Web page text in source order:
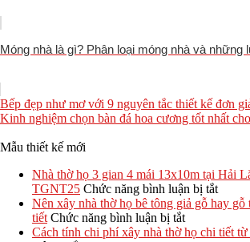
Móng nhà là gì? Phân loại móng nhà và những
Bếp đẹp như mơ với 9 nguyên tắc thiết kế đơn
Kinh nghiệm chọn bàn đá hoa cương tốt nhất
Mẫu thiết kế mới
Nhà thờ họ 3 gian 4 mái 13x10m tại Hải
TGNT25 Chức năng bình luận bị tắtở
Nhà
họ
Nên xây nhà thờ họ bê tông giả gỗ hay gỗ
tiết Chức năng bình luận bị tắtở
Nên
Cách tính chi phí xây nhà thờ họ chi tiết